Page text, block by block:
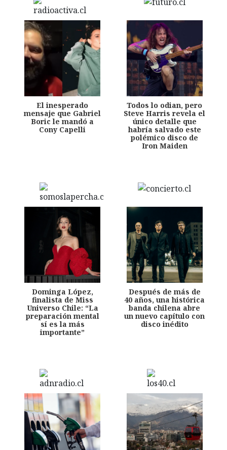
El inesperado
mensaje que Gabriel
Boric le mandó a
Cony Capelli
Todos lo odian, pero
Steve Harris revela el
único detalle que
habría salvado este
polémico disco de
Iron Maiden
Dominga López,
finalista de Miss
Universo Chile: “La
preparación mental
sí es la más
importante”
Después de más de
40 años, una histórica
banda chilena abre
un nuevo capítulo con
disco inédito